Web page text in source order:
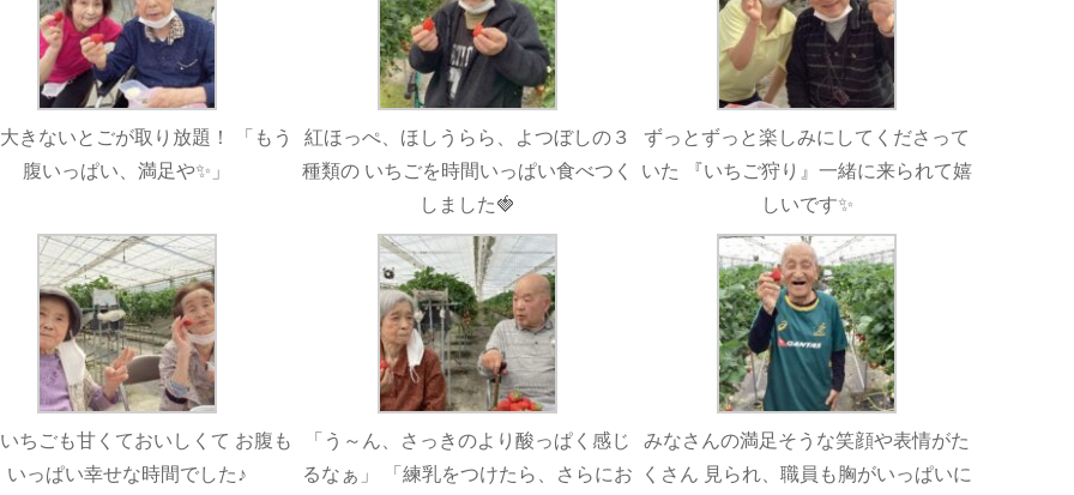
きないとごが取り放題！ 「もう
腹いっぱい、満足や✨」
紅ほっぺ、ほしうらら、よつぼしの３
種類の いちごを時間いっぱい食べつく
しました🍓
ずっとずっと楽しみにしてくださって
いた 『いちご狩り』一緒に来られて嬉
しいです✨
ちごも甘くておいしくて お腹も
いっぱい幸せな時間でした♪
「う～ん、さっきのより酸っぱく感じ
るなぁ」 「練乳をつけたら、さらにお
みなさんの満足そうな笑顔や表情がた
くさん 見られ、職員も胸がいっぱいに